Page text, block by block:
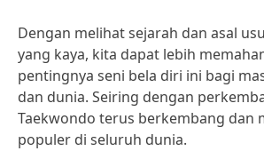
Dengan melihat sejarah dan asal
yang kaya, kita dapat lebih
pentingnya seni bela diri ini bagi
dan dunia. Seiring dengan
Taekwondo terus berkembang dan
populer di seluruh dunia.